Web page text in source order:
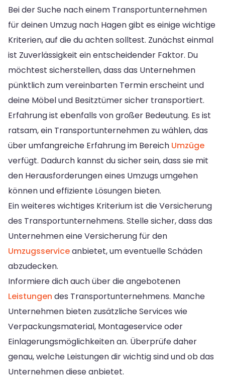
Bei der Suche nach einem Transportunternehmen
für deinen Umzug nach Hagen gibt es einige wichtige
Kriterien, auf die du achten solltest. Zunächst einmal
ist Zuverlässigkeit ein entscheidender Faktor. Du
möchtest sicherstellen, dass das Unternehmen
pünktlich zum vereinbarten Termin erscheint und
deine Möbel und Besitztümer sicher transportiert.
Erfahrung ist ebenfalls von großer Bedeutung. Es ist
ratsam, ein Transportunternehmen zu wählen, das
über umfangreiche Erfahrung im Bereich Umzüge
verfügt. Dadurch kannst du sicher sein, dass sie mit
den Herausforderungen eines Umzugs umgehen
können und effiziente Lösungen bieten.
Ein weiteres wichtiges Kriterium ist die Versicherung
des Transportunternehmens. Stelle sicher, dass das
Unternehmen eine Versicherung für den
Umzugsserviceanbietet, um eventuelle Schäden
abzudecken.
Informiere dich auch über die angebotenen
Leistungen des Transportunternehmens. Manche
Unternehmen bieten zusätzliche Services wie
Verpackungsmaterial, Montageservice oder
Einlagerungsmöglichkeiten an. Überprüfe daher
genau, welche Leistungen dir wichtig sind und ob das
Unternehmen diese anbietet.